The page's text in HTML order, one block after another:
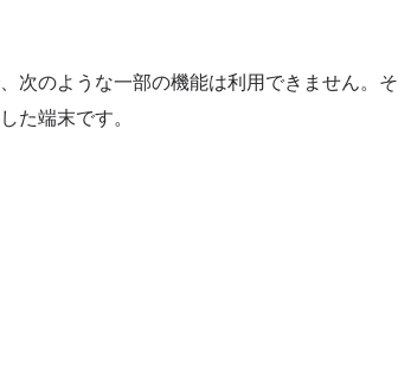
次のような一部の機能は利用できません。そ
た端末です。